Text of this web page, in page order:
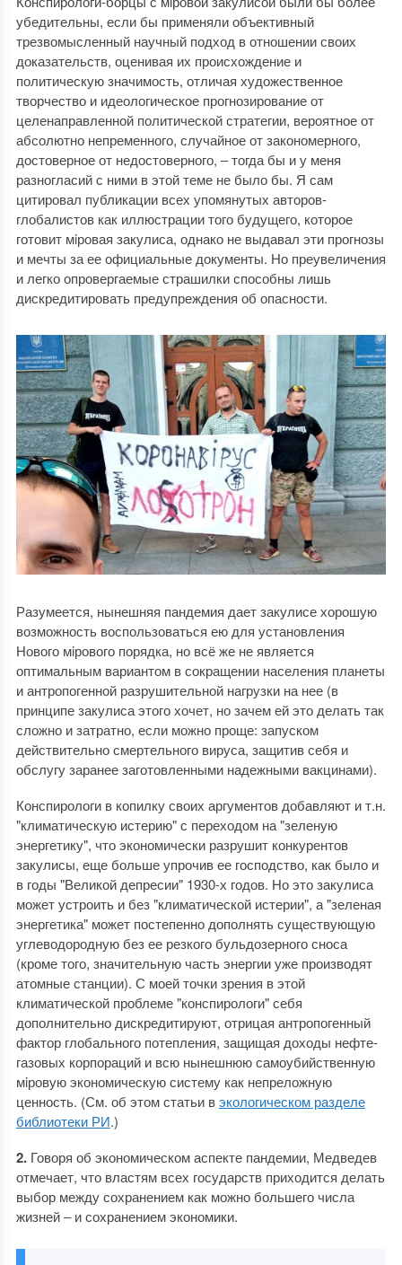
убедительны, если бы применяли объективный
трезвомысленный научный подход в отношении своих
доказательств, оценивая их происхождение и
политическую значимость, отличая художественное
творчество и идеологическое прогнозирование от
целенаправленной политической стратегии, вероятное от
абсолютно непременного, случайное от закономерного,
достоверное от недостоверного, ‒ тогда бы и у меня
разногласий с ними в этой теме не было бы. Я сам
цитировал публикации всех упомянутых авторов-
глобалистов как иллюстрации того будущего, которое
готовит мiровая закулиса, однако не выдавал эти прогнозы
и мечты за ее официальные документы. Но преувеличения
и легко опровергаемые страшилки способны лишь
дискредитировать предупреждения об опасности.
Разумеется, нынешняя пандемия дает закулисе хорошую
возможность воспользоваться ею для установления
Нового мiрового порядка, но всё же не является
оптимальным вариантом в сокращении населения планеты
и антропогенной разрушительной нагрузки на нее (в
принципе закулиса этого хочет, но зачем ей это делать так
сложно и затратно, если можно проще: запуском
действительно смертельного вируса, защитив себя и
обслугу заранее заготовленными надежными вакцинами).
Конспирологи в копилку своих аргументов добавляют и т.н.
"климатическую истерию" с переходом на "зеленую
энергетику", что экономически разрушит конкурентов
закулисы, еще больше упрочив ее господство, как было и
в годы "Великой депресии" 1930-х годов. Но это закулиса
может устроить и без "климатической истерии", а "зеленая
энергетика" может постепенно дополнять существующую
углеводородную без ее резкого бульдозерного сноса
(кроме того, значительную часть энергии уже производят
атомные станции). С моей точки зрения в этой
климатической проблеме "конспирологи" себя
дополнительно дискредитируют, отрицая антропогенный
фактор глобального потепления, защищая доходы нефте-
газовых корпораций и всю нынешнюю самоубийственную
мiровую экономическую систему как непреложную
ценность. (См. об этом статьи вэкологическом разделе
библиотеки РИ.)
2.Говоря об экономическом аспекте пандемии, Медведев
отмечает, что властям всех государств приходится делать
выбор между сохранением как можно большего числа
жизней ‒ и сохранением экономики.